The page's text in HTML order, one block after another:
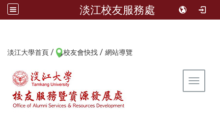
淡江校友服務處
淡江大學首頁 / 校友會快找 / 網站導覽
Toggle